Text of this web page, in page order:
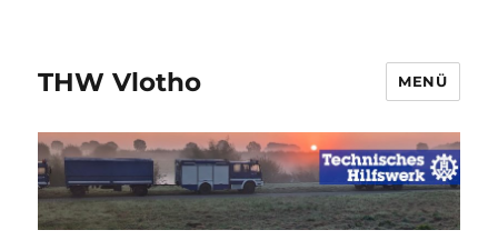
THW Vlotho MENÜ